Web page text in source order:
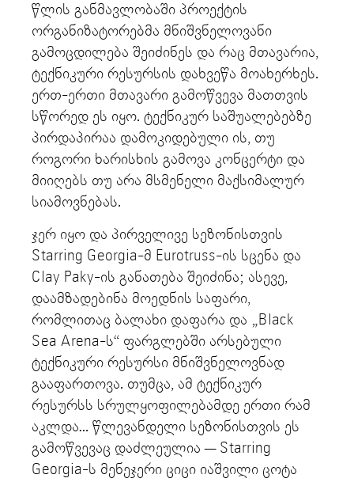
წლის განმავლობაში პროექტის
ორგანიზატორებმა მნიშვნელოვანი
გამოცდილება შეიძინეს და რაც მთავარია,
ტექნიკური რესურსის დახვეწა მოახერხეს.
ერთ-ერთი მთავარი გამოწვევა მათთვის
სწორედ ეს იყო. ტექნიკურ საშუალებებზე
პირდაპირაა დამოკიდებული ის, თუ
როგორი ხარისხის გამოვა კონცერტი და
მიიღებს თუ არა მსმენელი მაქსიმალურ
სიამოვნებას.
ჯერ იყო და პირველივე სეზონისთვის
Starring Georgia-მ Eurotruss-ის სცენა და
Clay Paky-ის განათება შეიძინა; ასევე,
დაამზადებინა მოედნის საფარი,
რომლითაც ბალახი დაფარა და „Black
Sea Arena-ს“ ფარგლებში არსებული
ტექნიკური რესურსი მნიშვნელოვნად
გააფართოვა. თუმცა, ამ ტექნიკურ
რესურსს სრულყოფილებამდე ერთი რამ
აკლდა… წლევანდელი სეზონისთვის ეს
გამოწვევაც დაძლეულია — Starring
Georgia-ს მენეჯერი ციცი იაშვილი ცოტა